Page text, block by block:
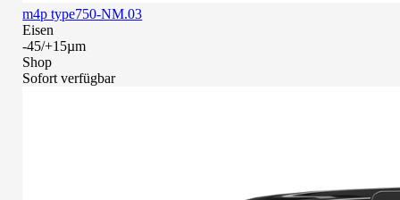
m4p type750-NM.03
Eisen
-45/+15µm
Shop
Sofort verfügbar